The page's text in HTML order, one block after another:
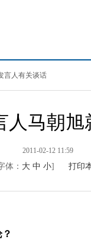
言人有关谈话
人马朝
2011-02-12 11:59
体： 大 中 小] 打印